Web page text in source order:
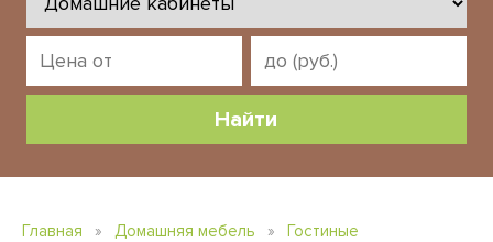
Главная » Домашняя мебель » Гостиные